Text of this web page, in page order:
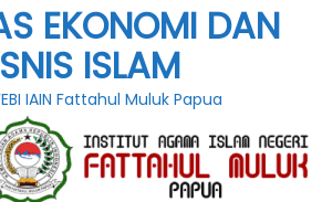
EKONOMI DAN
ISLAM
IAIN Fattahul Muluk Papua